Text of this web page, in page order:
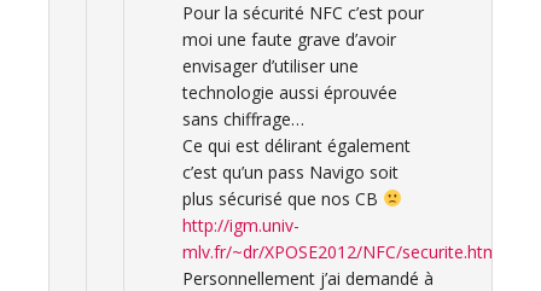
Pour la sécurité NFC c’est pour
moi une faute grave d’avoir
envisager d’utiliser une
technologie aussi éprouvée
sans chiffrage…
Ce qui est délirant également
c’est qu’un pass Navigo soit
plus sécurisé que nos CB
http://igm.univ-
mlv.fr/~dr/XPOSE2012/NFC/securite.html
Personnellement j’ai demandé à